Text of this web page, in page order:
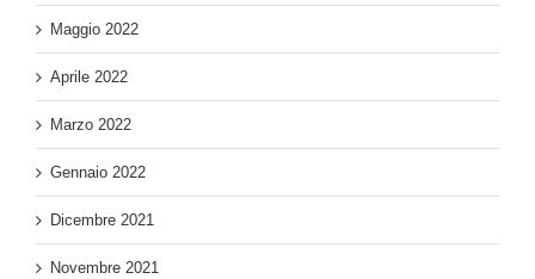
Maggio 2022
Aprile 2022
Marzo 2022
Gennaio 2022
Dicembre 2021
Novembre 2021